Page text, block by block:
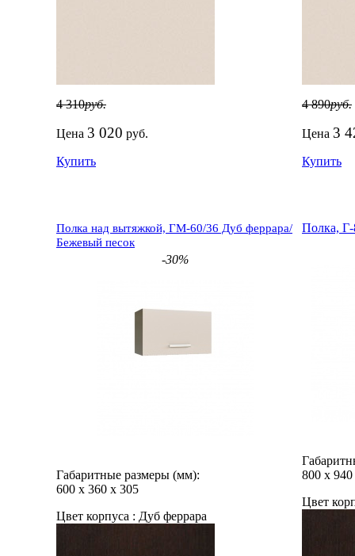
4 310руб.
Цена 3 020 руб.
Купить
4 890руб.
Цена 3
Купить
Полка над вытяжкой, ГМ-60/36 Дуб феррара/
Бежевый песок
-30%
Габаритные размеры (мм):
600 х 360 х 305
Цвет корпуса : Дуб феррара
Полка,
800 х 940
Цвет